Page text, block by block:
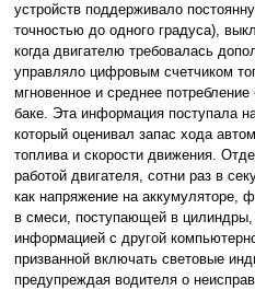
устройств поддерживало
точностью до одного градуса),
когда двигателю требовалась
управляло цифровым счетчиком
мгновенное и среднее потребление
баке. Эта информация поступала
который оценивал запас хода
топлива и скорости движения.
работой двигателя, сотни раз в
как напряжение на аккумуляторе,
в смеси, поступающей в
информацией с другой
призванной включать световые
предупреждая водителя о